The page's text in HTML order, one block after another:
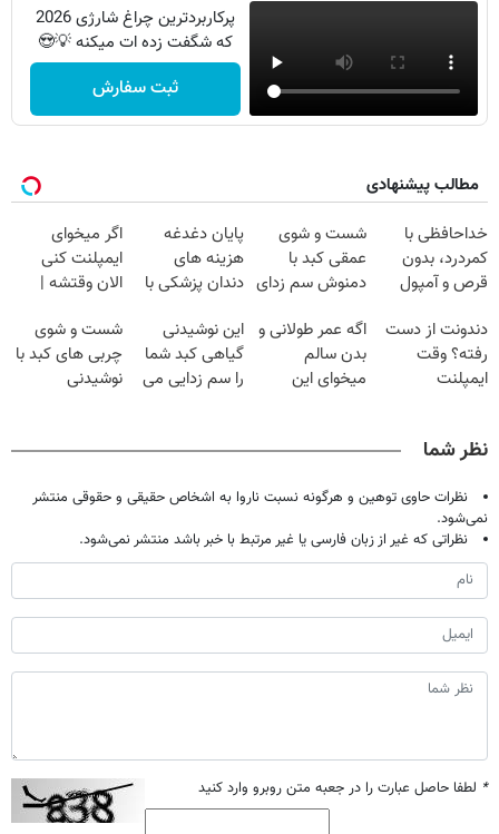
پرکاربردترین چراغ شارژی 2026
که شگفت زده ات میکنه 💡😍
ثبت سفارش
مطالب پیشنهادی
خداحافظی با
کمردرد، بدون
قرص و آمپول
شست و شوی
عمقی کبد با
دمنوش سم زدای
پایان دغدغه
هزینه های
دندان پزشکی با
خانگی
اگر میخوای
ایمپلنت کنی
الان وقتشه |
میلیون تومان!!!
دندونت از دست
رفته؟ وقت
ایمپلنت
اگه عمر طولانی و
بدن سالم
میخوای این
این نوشیدنی
گیاهی کبد شما
را سم زدایی می
شست و شوی
چربی های کبد با
نوشیدنی
نظر شما
نظرات حاوی توهین و هرگونه نسبت ناروا به اشخاص حقیقی و حقوقی منتشر
نمی‌شود.
نظراتی که غیر از زبان فارسی یا غیر مرتبط با خبر باشد منتشر نمی‌شود.
* لطفا حاصل عبارت را در جعبه متن روبرو وارد کنید